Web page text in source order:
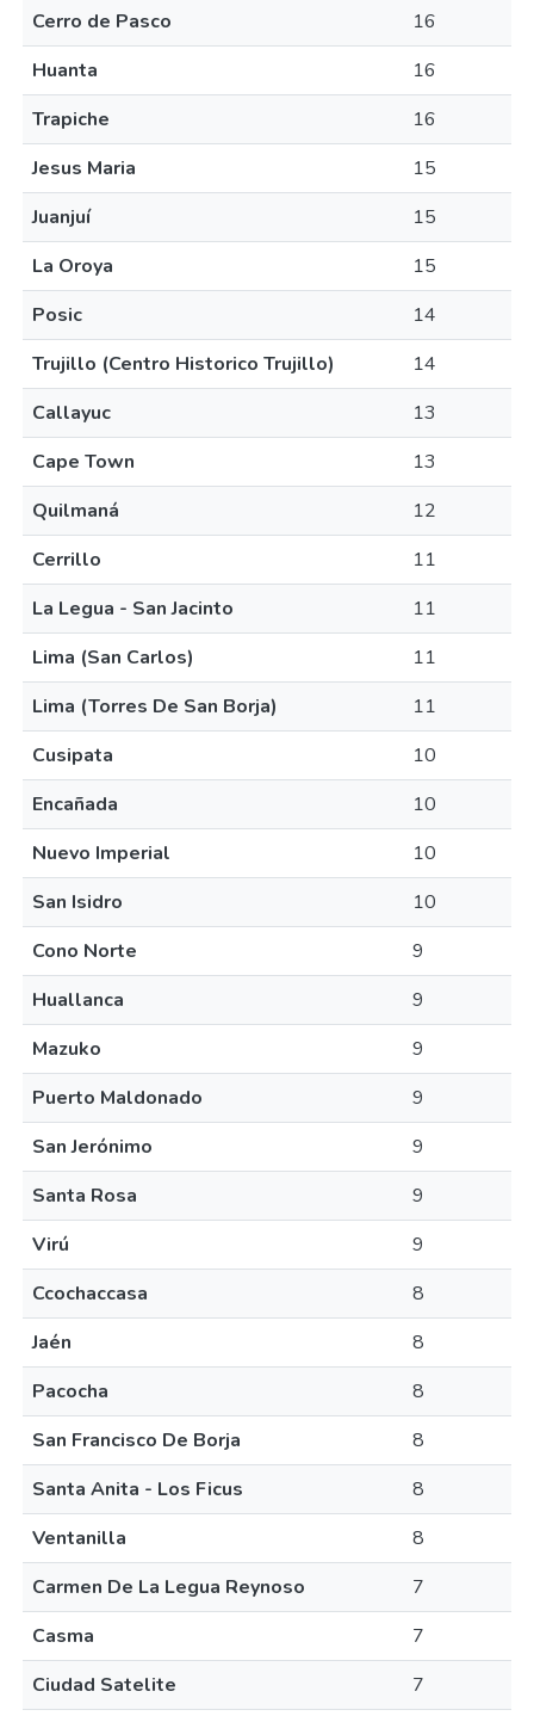
Cerro de Pasco
16
Huanta
16
Trapiche
16
Jesus Maria
15
Juanjuí
15
La Oroya
15
Posic
14
Trujillo (Centro Historico Trujillo)
14
Callayuc
13
Cape Town
13
Quilmaná
12
Cerrillo
11
La Legua - San Jacinto
11
Lima (San Carlos)
11
Lima (Torres De San Borja)
11
Cusipata
10
Encañada
10
Nuevo Imperial
10
San Isidro
10
Cono Norte
9
Huallanca
9
Mazuko
9
Puerto Maldonado
9
San Jerónimo
9
Santa Rosa
9
Virú
9
Ccochaccasa
8
Jaén
8
Pacocha
8
San Francisco De Borja
8
Santa Anita - Los Ficus
8
Ventanilla
8
Carmen De La Legua Reynoso
7
Casma
7
Ciudad Satelite
7